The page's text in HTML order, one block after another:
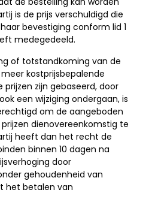
is de prijs verschuldigd die
bevestiging conform lid 1
medegedeeld.
of totstandkoming van de
kostprijsbepalende
zijn gebaseerd, door
een wijziging ondergaan, is
om de aangeboden
dienovereenkomstig te
heeft dan het recht de
binnen 10 dagen na
door
gehoudenheid van
het betalen van